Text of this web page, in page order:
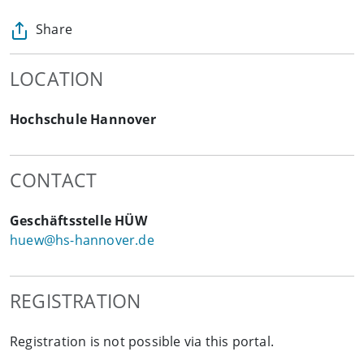
Share
LOCATION
Hochschule Hannover
CONTACT
Geschäftsstelle HÜW
huew@hs-hannover.de
REGISTRATION
Registration is not possible via this portal.